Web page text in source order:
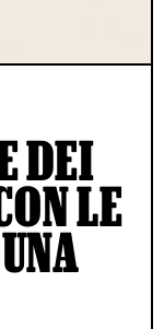
DEI
LE